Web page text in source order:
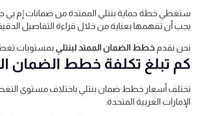
ستغطي خطة حماية بنتلي الممتدة من ضمانات إم بي
يجب أن تفهمها بعناية من خلال قراءة التفاصيل
نحن نقدم خطط الضمان الممتد لبنتلي بمستويات
كم تبلغ تكلفة خطط الضمان
تختلف أسعار خطط ضمان بنتلي باختلاف مستوى
الإمارات العربية المتحدة.